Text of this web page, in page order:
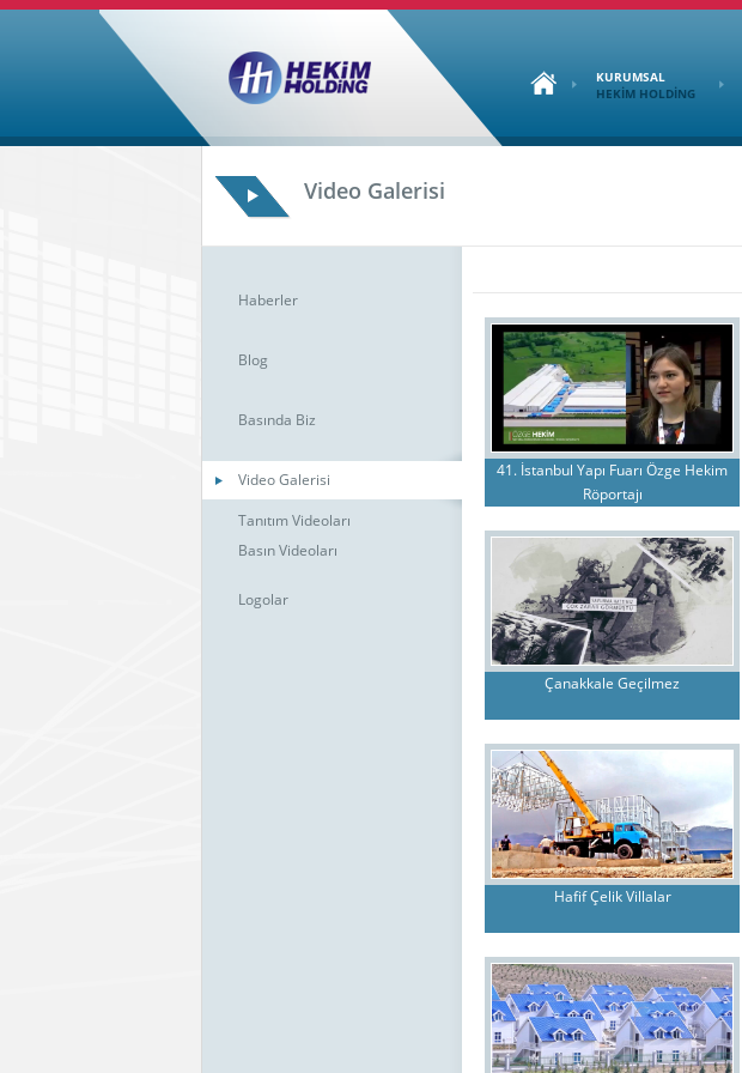
KURUMSAL
HEKİM HOLDİNG
Video Galerisi
Haberler
Blog
Basında Biz
Video Galerisi
Tanıtım Videoları
Basın Videoları
Logolar
41. İstanbul Yapı Fuarı Özge Hekim
Röportajı
Çanakkale Geçilmez
Hafif Çelik Villalar